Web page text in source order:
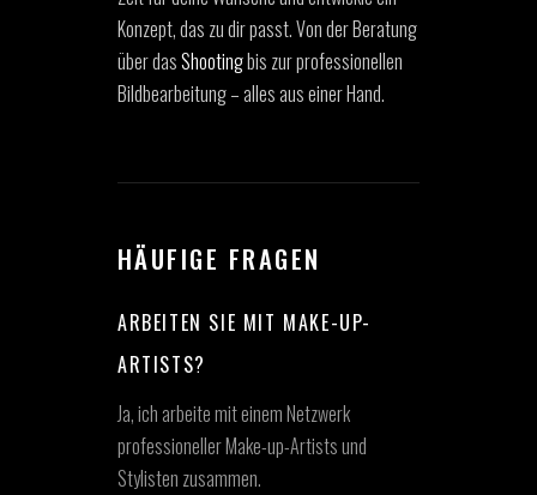
Konzept, das zu dir passt. Von der Beratung
über dasShootingbis zur professionellen
Bildbearbeitung – alles aus einer Hand.
HÄUFIGE FRAGEN
ARBEITEN SIE MIT MAKE-UP-
ARTISTS?
Ja, ich arbeite mit einem Netzwerk
professioneller Make-up-Artists und
Stylisten zusammen.